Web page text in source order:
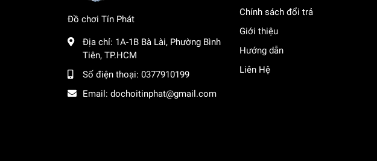
Đồ chơi Tín Phát
Địa chỉ: 1A-1B Bà Lài, Phường Bình
Tiên, TP.HCM
Số điện thoại: 0377910199
Email: dochoitinphat@gmail.com
Chính sách đổi trả
Giới thiệu
Hướng dẫn
Liên Hệ